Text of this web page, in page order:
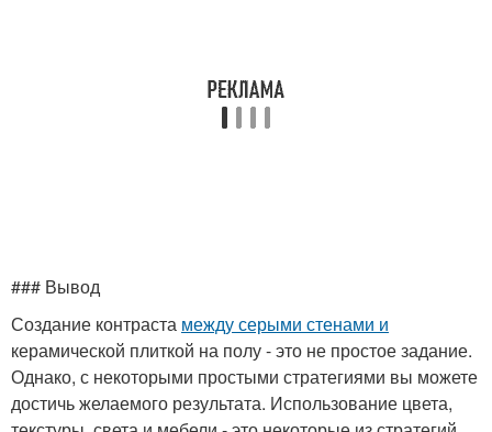
### Вывод
Создание контраста между серыми стенами и
керамической плиткой на полу - это не простое задание.
Однако, с некоторыми простыми стратегиями вы можете
достичь желаемого результата. Использование цвета,